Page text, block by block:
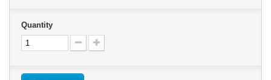
Quantity